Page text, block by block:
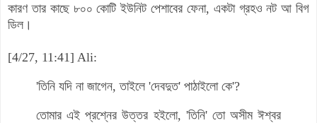
কারণ তার কাছে ৮০০ কোটি ইউনিট পেশাবের ফেনা, একটা গ্রহও নট আ বিগ
ডিল।
[4/27, 11:41] Ali:
'তিনি যদি না জাগেন, তাইলে 'দেবদুত' পাঠাইলো কে'?
তোমার এই প্রশ্নের উত্তর হইলো, 'তিনি' তো অসীম ঈশ্বর